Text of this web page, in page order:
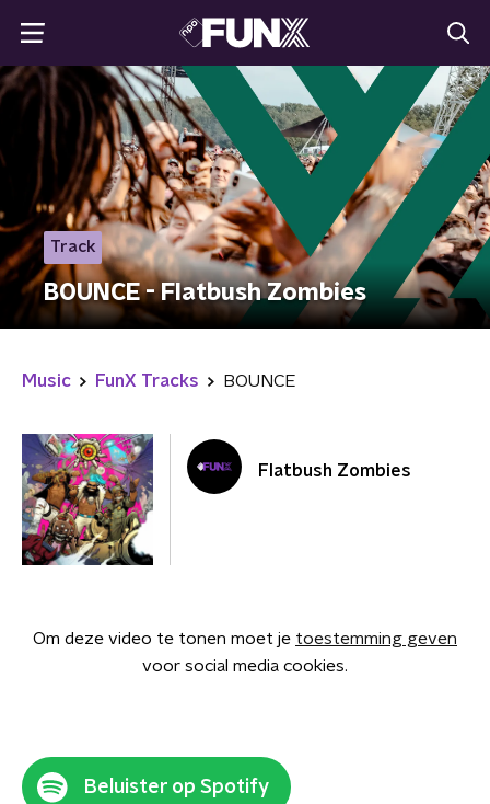
Track
BOUNCE - Flatbush Zombies
Music FunX Tracks BOUNCE
Flatbush Zombies
Om deze video te tonen moet je toestemming geven
voor social media cookies.
Beluister op Spotify